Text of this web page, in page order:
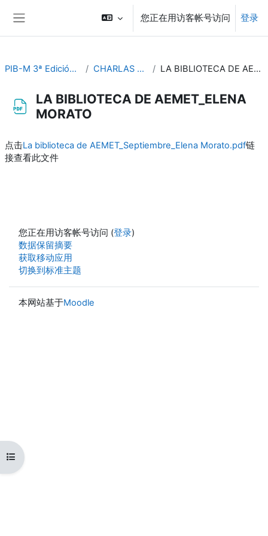
您正在用访客帐号访问 登录
打开课程索引
PIB-M 3ª Edición (fase práctica) CHARLAS ESPECIFICAS LA BIBLIOTECA DE AEMET_ELENA MORATO
LA BIBLIOTECA DE AEMET_ELENA
MORATO
点击La biblioteca de AEMET_Septiembre_Elena Morato.pdf链
接查看此文件
您正在用访客帐号访问 (登录)
‎数据保留摘要‎
获取移动应用
切换到标准主题
本网站基于Moodle